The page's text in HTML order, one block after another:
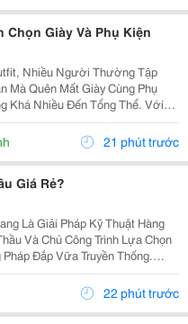
Chọn Giày Và Phụ Kiện
Nhiều Người Thường Tập
Mà Quên Mất Giày Cùng Phụ
Khá Nhiều Đến Tổng Thể. Với
Đúng Những Chi Tiết Này Có
Cân Bằng, Chỉn Chu Và Thể
21 phút trước
Giá Rẻ?
Là Giải Pháp Kỹ Thuật Hàng
Và Chủ Công Trình Lựa Chọn
Đắp Vữa Truyền Thống.
Hiện Đại, Hệ Thống Mái Không
Đảm Bảo Độ Bền Tuyệt Đối22 phút trước